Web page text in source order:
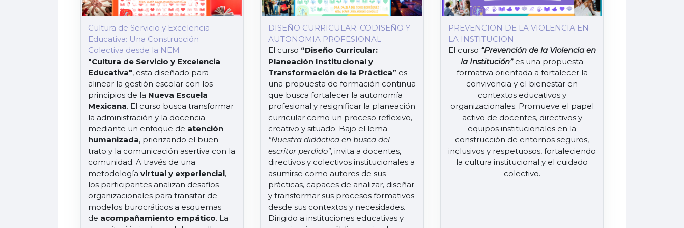
Cultura de Servicio y Excelencia
Educativa: Una Construcción
Colectiva desde la NEM
"Cultura de Servicio y Excelencia
Educativa", esta diseñado para
alinear la gestión escolar con los
principios de la Nueva Escuela
Mexicana. El curso busca transformar
la administración y la docencia
mediante un enfoque de atención
humanizada, priorizando el buen
trato y la comunicación asertiva con la
comunidad. A través de una
metodologíavirtual y experiencial,
los participantes analizan desafíos
organizacionales para transitar de
modelos burocráticos a esquemas
de acompañamiento empático. La
DISEÑO CURRICULAR. CODISEÑO Y
AUTONOMIA PROFESIONAL
El curso “Diseño Curricular:
Planeación Institucional y
Transformación de la Práctica” es
una propuesta de formación continua
que busca fortalecer la autonomía
profesional y resignificar la planeación
curricular como un proceso reflexivo,
creativo y situado. Bajo el lema
“Nuestra didáctica en busca del
escritor perdido”, invita a docentes,
directivos y colectivos institucionales a
asumirse como autores de sus
prácticas, capaces de analizar, diseñar
y transformar sus procesos formativos
desde sus contextos y necesidades.
Dirigido a instituciones educativas y
PREVENCION DE LA VIOLENCIA EN
LA INSTITUCION
El curso “Prevención de la Violencia en
la Institución” es una propuesta
formativa orientada a fortalecer la
convivencia y el bienestar en
contextos educativos y
organizacionales. Promueve el papel
activo de docentes, directivos y
equipos institucionales en la
construcción de entornos seguros,
inclusivos y respetuosos, fortaleciendo
la cultura institucional y el cuidado
colectivo.